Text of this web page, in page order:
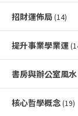
招財運佈局 (14)
提升事業學業運
書房與辦公室風水
核心哲學概念 (19)